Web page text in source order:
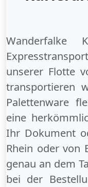
Wanderfalke
unserer Flotte
transportieren
Palettenware
eine
Ihr Dokument
Rhein odervon
genau an dem
bei der